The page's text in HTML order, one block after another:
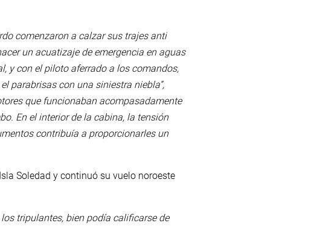
comenzaron a calzar sus trajes anti
un acuatizaje de emergencia en aguas
y con el piloto aferrado a los comandos,
parabrisas con una siniestra niebla”,
que funcionaban acompasadamente
En el interior de la cabina, la tensión
contribuía a proporcionarles un
Soledad y continuó su vuelo noroeste
tripulantes, bien podía calificarse de